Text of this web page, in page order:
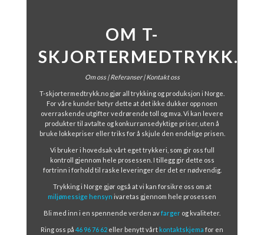
OM T-
Om oss| Referanser|Kontakt oss
T-skjortermedtrykk.no gjør all trykking og produksjon i Norge.
For våre kunder betyr dette at det ikke dukker opp noen
overraskende utgifter vedrørende toll og mva. Vi kan levere
produkter til avtalte og konkurransedyktige priser, uten å
bruke lokkepriser eller triks for å skjule den endelige prisen.
Vi bruker i hovedsak vårt eget trykkeri, som gir oss full
kontroll gjennom hele prosessen. I tillegg gir dette oss
fortrinn i forhold til raske leveringer der det er nødvendig.
Trykking i Norge gjør også at vi kan forsikre oss om at
miljømessige hensyn ivaretas gjennom hele prosessen
Bli med inn i en spennende verden avfargerog kvaliteter.
Ring oss på 46 96 76 62eller benytt vårt kontaktskjema for en